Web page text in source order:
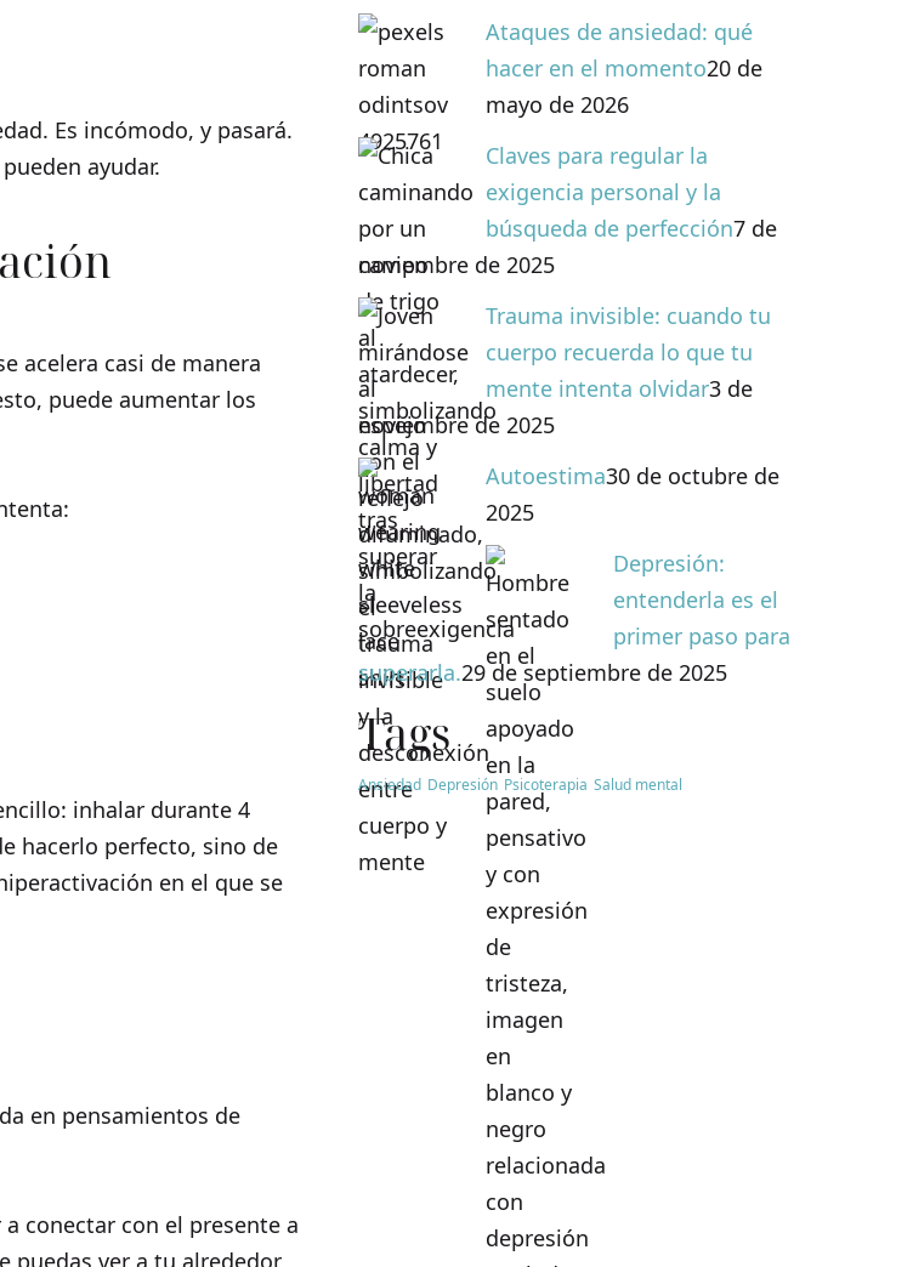
Es incómodo, y pasará.
ayudar.
acelera casi de manera
puede aumentar los
inhalar durante 4
hacerlo perfecto, sino de
en el que se
en pensamientos de
conectar con el presente a
puedas ver a tu alrededor,
Ataques de ansiedad: qué
hacer en el momento20 de
mayo de 2026
Claves para regular la
exigencia personal y la
búsqueda de perfección7 de
noviembre de 2025
Trauma invisible: cuando tu
cuerpo recuerda lo que tu
mente intenta olvidar3 de
noviembre de 2025
Autoestima30 de octubre de
2025
Depresión:
entenderla es el
primer paso para
superarla.29 de septiembre de 2025
Tags
Ansiedad Depresión Psicoterapia Salud mental